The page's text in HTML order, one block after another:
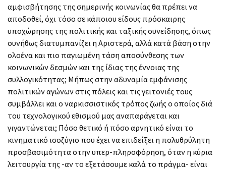
αμφισβήτησης της σημερινής κοινωνίας θα πρέπει να
αποδοθεί, όχι τόσο σε κάποιου είδους πρόσκαιρης
υποχώρησης της πολιτικής και ταξικής συνείδησης, όπως
συνήθως διατυμπανίζει η Αριστερά, αλλά κατά βάση στην
ολοένα και πιο παγιωμένη τάση αποσύνθεσης των
κοινωνικών δεσμών και της ίδιας της έννοιας της
συλλογικότητας; Μήπως στην αδυναμία εμφάνισης
πολιτικών αγώνων στις πόλεις και τις γειτονιές τους
συμβάλλει και ο ναρκισσιστικός τρόπος ζωής ο οποίος διά
του τεχνολογικού εθισμού μας αναπαράγεται και
γιγαντώνεται; Πόσο θετικό ή πόσο αρνητικό είναι το
κινηματικό ισοζύγιο που έχει να επιδείξει η πολυθρύλητη
προσβασιμότητα στην υπερ-πληροφόρηση, όταν η κύρια
λειτουργία της -αν το εξετάσουμε καλά το πράγμα- είναι